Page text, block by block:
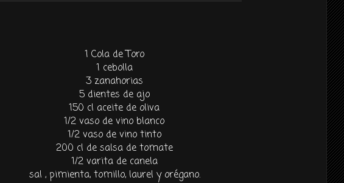
1 Cola de Toro
1 cebolla
3 zanahorias
5 dientes de ajo
150 cl aceite de oliva
1/2 vaso de vino blanco
1/2 vaso de vino tinto
200 cl de salsa de tomate
1/2 varita de canela
sal , pimienta, tomillo, laurel y orégano.